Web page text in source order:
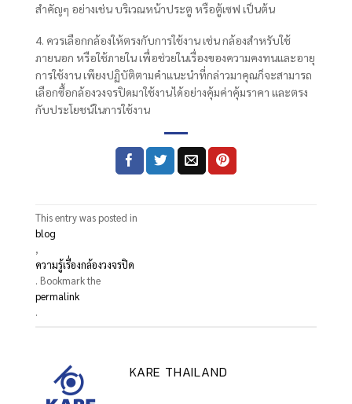
สำคัญๆ อย่างเช่น บริเวณหน้าประตู หรือตู้เซฟ เป็นต้น
4. ควรเลือกกล้องให้ตรงกับการใช้งาน เช่น กล้องสำหรับใช้
ภายนอก หรือใช้ภายใน เพื่อช่วยในเรื่องของความคงทนและอายุ
การใช้งาน เพียงปฏิบัติตามคำแนะนำที่กล่าวมาคุณก็จะสามารถ
เลือกซื้อกล้องวงจรปิดมาใช้งานได้อย่างคุ้มค่าคุ้มราคา และตรง
กับประโยชน์ในการใช้งาน
This entry was posted in
blog
,
ความรู้เรื่องกล้องวงจรปิด
. Bookmark the
permalink
.
KARE THAILAND